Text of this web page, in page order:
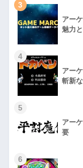
3
アー
魅力
4
アー
斬新
5
アー
要
6